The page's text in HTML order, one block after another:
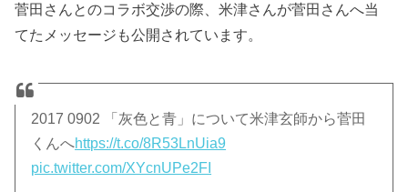
菅田さんとのコラボ交渉の際、米津さんが菅田さんへ当
てたメッセージも公開されています。
2017 0902 「灰色と青」について米津玄師から菅田
くんへhttps://t.co/8R53LnUia9
pic.twitter.com/XYcnUPe2FI